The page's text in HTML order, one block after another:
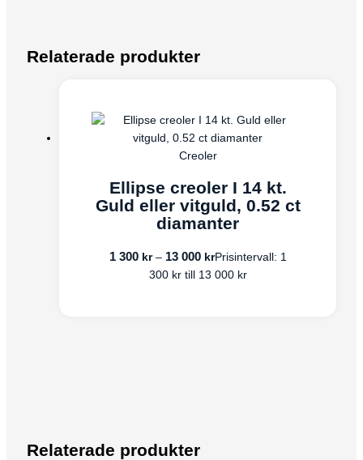
Relaterade produkter
Creoler
Ellipse creoler I 14 kt.
Guld eller vitguld, 0.52 ct
diamanter
1 300 kr – 13 000 krPrisintervall: 1
300 kr till 13 000 kr
Relaterade produkter